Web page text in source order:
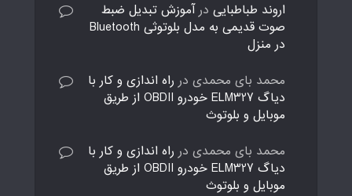
اروند طباطبایی درآموزش تبدیل ضبط
صوت قدیمی به مدل بلوتوثی Bluetooth
در منزل
محمد بای محمدی در راه اندازی و کار با
دیاگ ELM327 خودرو OBDII از طریق
موبایل و بلوتوث
محمد بای محمدی در راه اندازی و کار با
دیاگ ELM327 خودرو OBDII از طریق
موبایل و بلوتوث